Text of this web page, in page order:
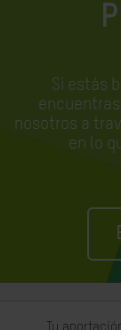
Si estás
nosotros a
en lo
Tu